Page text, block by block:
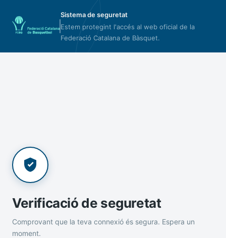
Sistema de seguretat
Estem protegint l'accés al web oficial de la
Federació Catalana de Bàsquet.
Verificació de seguretat
Comprovant que la teva connexió és segura. Espera un
moment.